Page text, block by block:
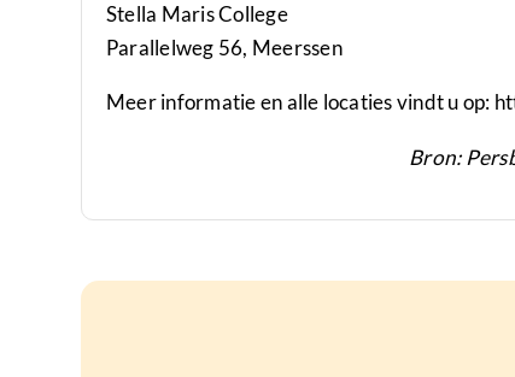
Stella Maris College
Parallelweg 56, Meerssen
Meer informatie en alle locaties vindt u op:
Bron: